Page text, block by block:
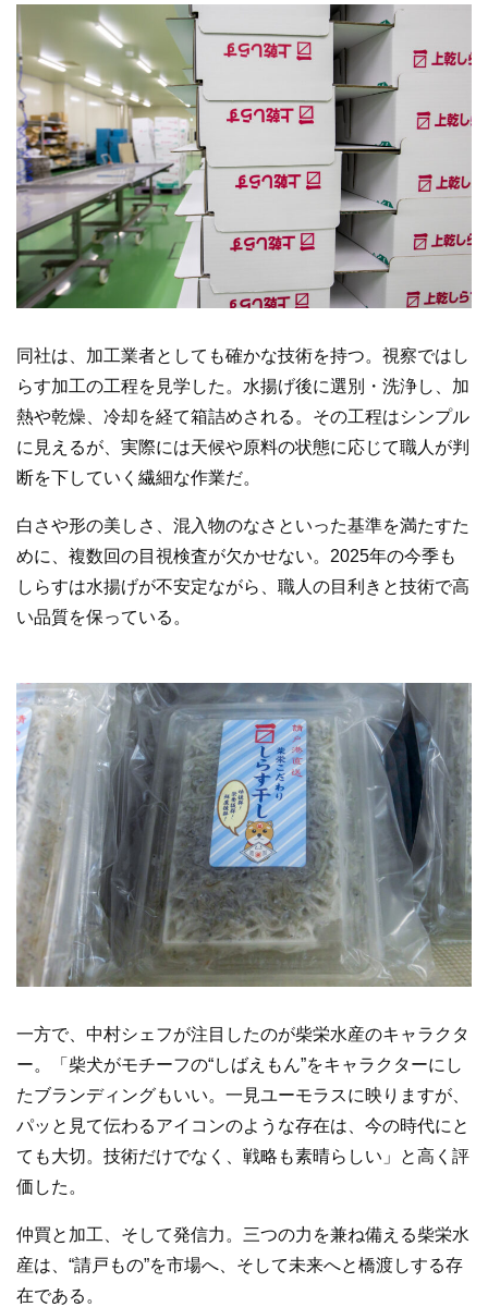
同社は、加工業者としても確かな技術を持つ。視察ではし
らす加工の工程を見学した。水揚げ後に選別・洗浄し、加
熱や乾燥、冷却を経て箱詰めされる。その工程はシンプル
に見えるが、実際には天候や原料の状態に応じて職人が判
断を下していく繊細な作業だ。
白さや形の美しさ、混入物のなさといった基準を満たすた
めに、複数回の目視検査が欠かせない。2025年の今季も
しらすは水揚げが不安定ながら、職人の目利きと技術で高
い品質を保っている。
一方で、中村シェフが注目したのが柴栄水産のキャラクタ
ー。「柴犬がモチーフの“しばえもん”をキャラクターにし
たブランディングもいい。一見ユーモラスに映りますが、
パッと見て伝わるアイコンのような存在は、今の時代にと
ても大切。技術だけでなく、戦略も素晴らしい」と高く評
価した。
仲買と加工、そして発信力。三つの力を兼ね備える柴栄水
産は、“請戸もの”を市場へ、そして未来へと橋渡しする存
在である。